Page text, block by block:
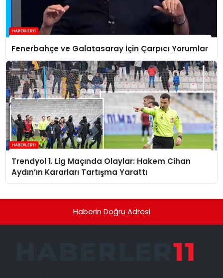
Fenerbahçe ve Galatasaray İçin Çarpıcı Yorumlar
Trendyol 1. Lig Maçında Olaylar: Hakem Cihan
Aydın’ın Kararları Tartışma Yarattı
Haberin Doğru Adresi